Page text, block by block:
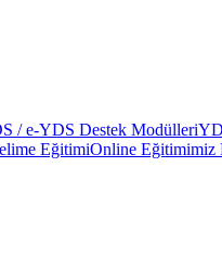
/ e-YDS Destek Modülleri
EğitimiOnline Eğitimimiz